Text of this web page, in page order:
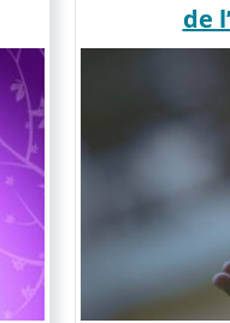
de